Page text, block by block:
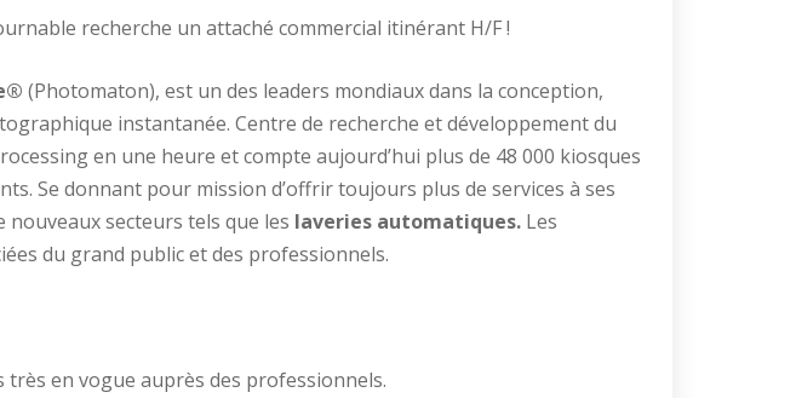
recherche un attaché commercial itinérant H/F !
(Photomaton), est un des leaders mondiaux dans la conception,
instantanée. Centre de recherche et développement du
en une heure et compte aujourd’hui plus de 48 000 kiosques
Se donnant pour mission d’offrir toujours plus de services à ses
secteurs tels que les laveries automatiques. Les
du grand public et des professionnels.
en vogue auprès des professionnels.